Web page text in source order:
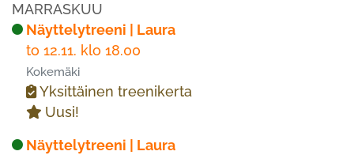
MARRASKUU
Näyttelytreeni | Laura
to 12.11. klo 18.00
Kokemäki
Yksittäinen treenikerta
Uusi!
Näyttelytreeni | Laura